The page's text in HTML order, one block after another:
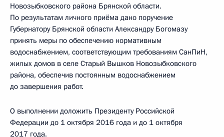
Новозыбковского района Брянской области.
По результатам личного приёма дано поручение
Губернатору Брянской области Александру Богомазу
принять меры по обеспечению нормативным
водоснабжением, соответствующим требованиям СанПиН,
жилых домов в селе Старый Вышков Новозыбковского
района, обеспечив постоянным водоснабжением
до завершения работ.
О выполнении доложить Президенту Российской
Федерации до 1 октября 2016 года и до 1 октября
2017 года.